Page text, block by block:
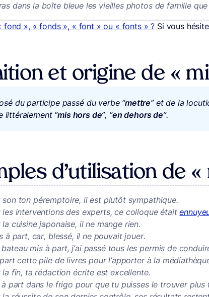
dans la boîte bleue les vieilles photos de famille
fond », « fonds », « font » ou « fonts » ? Si vous
et origine de «
du participe passé du verbe “mettre” et de la
littéralement “mis hors de”, “en dehors de”.
d’utilisation de «
son ton péremptoire, il est plutôt sympathique.
les interventions des experts, ce colloque était
cuisine japonaise, il ne mange rien.
à part, car, blessé, il ne pouvait jouer.
mis à part, j’ai passé tous les permis de
cette pile de livres pour l’apporter à la
la fin, ta rédaction écrite est excellente.
à part dans le frigo pour que tu puisses le trouver plus